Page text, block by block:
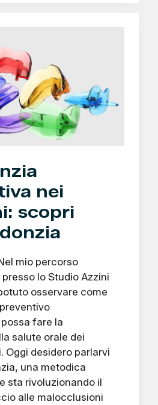
nei
scopri
mio percorso
lo Studio Azzini
osservare come
fare la
salute orale dei
Oggi desidero parlarvi
una metodica
sta rivoluzionando il
alle malocclusioni